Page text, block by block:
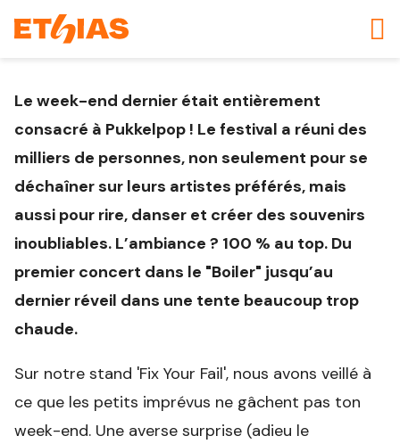
Le week-end dernier était entièrement
consacré à Pukkelpop ! Le festival a réuni des
milliers de personnes, non seulement pour se
déchaîner sur leurs artistes préférés, mais
aussi pour rire, danser et créer des souvenirs
inoubliables. L’ambiance ? 100 % au top. Du
premier concert dans le "Boiler" jusqu’au
dernier réveil dans une tente beaucoup trop
chaude.
Sur notre stand 'Fix Your Fail', nous avons veillé à
ce que les petits imprévus ne gâchent pas ton
week-end. Une averse surprise (adieu le